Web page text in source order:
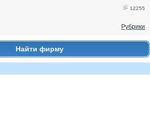
12255
Рубрики
Найти фирму